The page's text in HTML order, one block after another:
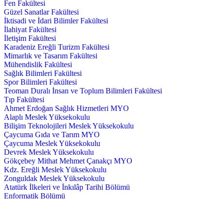
Fen Fakültesi
Güzel Sanatlar Fakültesi
İktisadi ve İdari Bilimler Fakültesi
İlahiyat Fakültesi
İletişim Fakültesi
Karadeniz Ereğli Turizm Fakültesi
Mimarlık ve Tasarım Fakültesi
Mühendislik Fakültesi
Sağlık Bilimleri Fakültesi
Spor Bilimleri Fakültesi
Teoman Duralı İnsan ve Toplum Bilimleri Fakültesi
Tıp Fakültesi
Ahmet Erdoğan Sağlık Hizmetleri MYO
Alaplı Meslek Yüksekokulu
Bilişim Teknolojileri Meslek Yüksekokulu
Çaycuma Gıda ve Tarım MYO
Çaycuma Meslek Yüksekokulu
Devrek Meslek Yüksekokulu
Gökçebey Mithat Mehmet Çanakçı MYO
Kdz. Ereğli Meslek Yüksekokulu
Zonguldak Meslek Yüksekokulu
Atatürk İlkeleri ve İnkılâp Tarihi Bölümü
Enformatik Bölümü